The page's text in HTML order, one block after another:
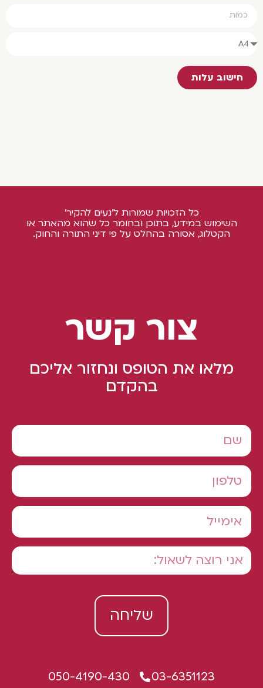
חישוב עלות
כל הזכויות שמורות ל'נעים להקיר'
השימוש במידע, בתוכן ובחומר כל שהוא מהאתר או
הקטלוג, אסורה בהחלט על פי דיני התורה והחוק.
צור קשר
מלאו את הטופס ונחזור אליכם
בהקדם
שליחה
03-6351123
050-4190-430